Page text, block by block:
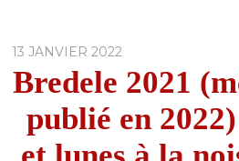
13 JANVIER 2022
Bredele 2021
publié en